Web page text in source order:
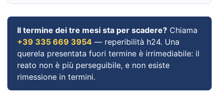
Il termine dei tre mesi sta per scadere? Chiama
+39 335 669 3954 — reperibilità h24. Una
querela presentata fuori termine è irrimediabile: il
reato non è più perseguibile, e non esiste
rimessione in termini.